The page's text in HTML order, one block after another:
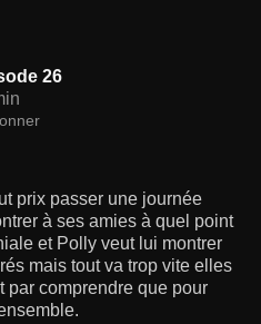
26
prix passer une journée
à ses amies à quel point
et Polly veut lui montrer
mais tout va trop vite elles
par comprendre que pour